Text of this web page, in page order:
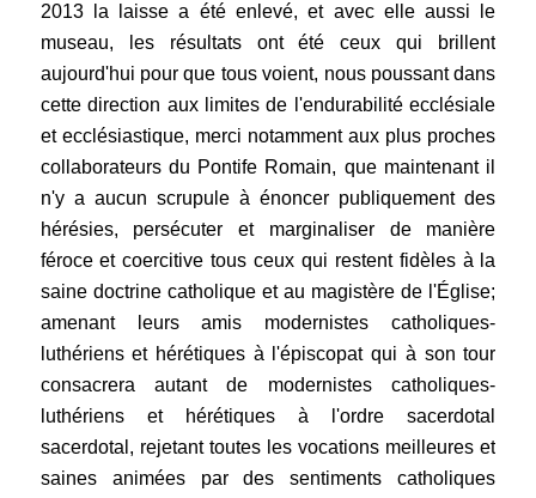
2013 la laisse a été enlevé, et avec elle aussi le
museau, les résultats ont été ceux qui brillent
aujourd'hui pour que tous voient, nous poussant dans
cette direction aux limites de l'endurabilité ecclésiale
et ecclésiastique, merci notamment aux plus proches
collaborateurs du Pontife Romain, que maintenant il
n'y a aucun scrupule à énoncer publiquement des
hérésies, persécuter et marginaliser de manière
féroce et coercitive tous ceux qui restent fidèles à la
saine doctrine catholique et au magistère de l'Église;
amenant leurs amis modernistes catholiques-
luthériens et hérétiques à l'épiscopat qui à son tour
consacrera autant de modernistes catholiques-
luthériens et hérétiques à l'ordre sacerdotal
sacerdotal, rejetant toutes les vocations meilleures et
saines animées par des sentiments catholiques